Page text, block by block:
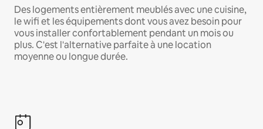
Des logements entièrement meublés avec une cuisine,
le wifi et les équipements dont vous avez besoin pour
vous installer confortablement pendant un mois ou
plus. C'est l'alternative parfaite à une location
moyenne ou longue durée.